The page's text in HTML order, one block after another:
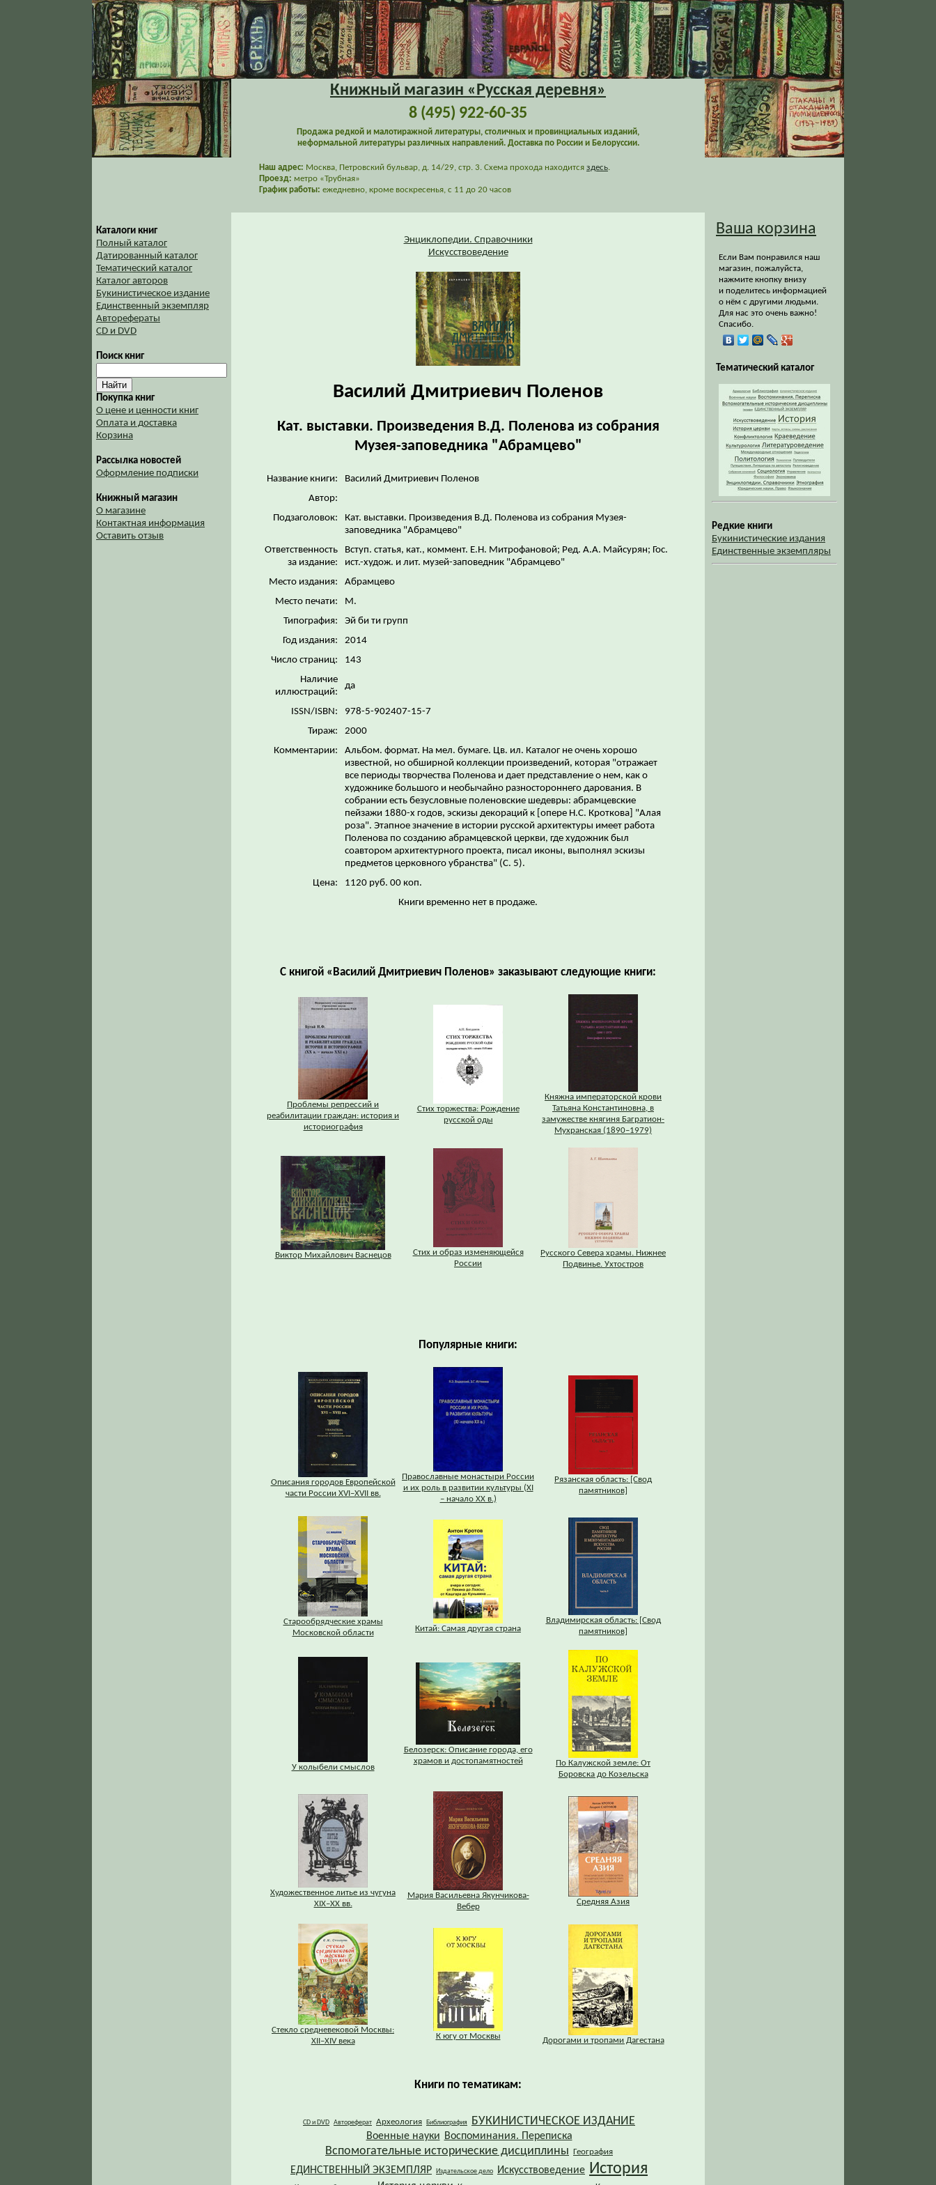
Книжный магазин «Русская деревня»
8 (495) 922-60-35
Продажа редкой и малотиражной литературы, столичных и провинциальных изданий,
неформальной литературы различных направлений. Доставка по России и Белоруссии.
Наш адрес: Москва, Петровский бульвар, д. 14/29, стр. 3. Схема прохода находится здесь.
Проезд: метро «Трубная»
График работы: ежедневно, кроме воскресенья, с 11 до 20 часов
Каталоги книг
Полный каталог
Датированный каталог
Тематический каталог
Каталог авторов
Букинистическое издание
Единственный экземпляр
Авторефераты
CD и DVD
Поиск книг
Покупка книг
О цене и ценности книг
Оплата и доставка
Корзина
Рассылка новостей
Оформление подписки
Книжный магазин
О магазине
Контактная информация
Оставить отзыв
Энциклопедии. Справочники
Искусствоведение
Василий Дмитриевич Поленов
Кат. выставки. Произведения В.Д. Поленова из собрания
Музея-заповедника "Абрамцево"
Название книги:
Василий Дмитриевич Поленов
Автор:
Подзаголовок:
Кат. выставки. Произведения В.Д. Поленова из собрания Музея-
заповедника "Абрамцево"
Ответственность
за издание:
Вступ. статья, кат., коммент. Е.Н. Митрофановой; Ред. А.А. Майсурян; Гос.
ист.-худож. и лит. музей-заповедник "Абрамцево"
Место издания:
Абрамцево
Место печати:
М.
Типография:
Эй би ти групп
Год издания:
2014
Число страниц:
143
Наличие
иллюстраций:
да
ISSN/ISBN:
978-5-902407-15-7
Тираж:
2000
Комментарии:
Альбом. формат. На мел. бумаге. Цв. ил. Каталог не очень хорошо
известной, но обширной коллекции произведений, которая "отражает
все периоды творчества Поленова и дает представление о нем, как о
художнике большого и необычайно разностороннего дарования. В
собрании есть безусловные поленовские шедевры: абрамцевские
пейзажи 1880-х годов, эскизы декораций к [опере Н.С. Кроткова] "Алая
роза". Этапное значение в истории русской архитектуры имеет работа
Поленова по созданию абрамцевской церкви, где художник был
соавтором архитектурного проекта, писал иконы, выполнял эскизы
предметов церковного убранства" (С. 5).
Цена:
1120 руб. 00 коп.
Книги временно нет в продаже.
С книгой «Василий Дмитриевич Поленов» заказывают следующие книги:
Проблемы репрессий и
реабилитации граждан: история и
историография
Стих торжества: Рождение
русской оды
Княжна императорской крови
Татьяна Константиновна, в
замужестве княгиня Багратион-
Мухранская (1890–1979)
Виктор Михайлович Васнецов
Стих и образ изменяющейся
России
Русского Севера храмы. Нижнее
Подвинье. Ухтостров
Популярные книги:
Описания городов Европейской
части России XVI–XVII вв.
Православные монастыри России
и их роль в развитии культуры (XI
– начало XX в.)
Рязанская область: [Свод
памятников]
Старообрядческие храмы
Московской области
Китай: Самая другая страна
Владимирская область: [Свод
памятников]
У колыбели смыслов
Белозерск: Описание города, его
храмов и достопамятностей
По Калужской земле: От
Боровска до Козельска
Художественное литье из чугуна
XIX–XX вв.
Мария Васильевна Якунчикова-
Вебер
Средняя Азия
Стекло средневековой Москвы:
XII–XIV века
К югу от Москвы Дорогами и тропами Дагестана
Книги по тематикам:
CD и DVD Автореферат Археология Библиография БУКИНИСТИЧЕСКОЕ ИЗДАНИЕ
Военные науки Воспоминания. Переписка
Вспомогательные исторические дисциплины География
ЕДИНСТВЕННЫЙ ЭКЗЕМПЛЯР Издательское дело Искусствоведение История
Ваша корзина
Если Вам понравился наш
магазин, пожалуйста,
нажмите кнопку внизу
и поделитесь информацией
о нём с другими людьми.
Для нас это очень важно!
Спасибо.
Тематический каталог
Редкие книги
Букинистические издания
Единственные экземпляры